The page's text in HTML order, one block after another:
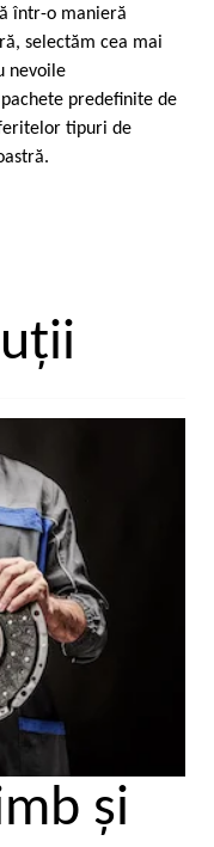
într-o manieră
selectăm cea mai
nevoile
predefinite de
tipuri de
şi